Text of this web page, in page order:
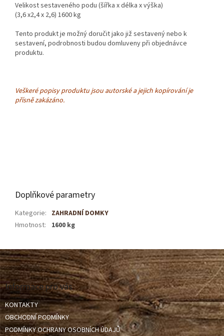
Velikost sestaveného podu (šířka x délka x výška)
(3,6 x2,4 x 2,6) 1600 kg
Tento produkt je možný doručit jako již sestavený nebo k
sestavení, podrobnosti budou domluveny při objednávce
produktu.
Veškeré popisy produktu jsou autorské a jejich kopírování je
přísně zakázáno.
Doplňkové parametry
Kategorie: ZAHRADNÍ DOMKY
Hmotnost: 1600 kg
Z
á
p
a
t
í
Informace pro vás
KONTAKTY
OBCHODNÍ PODMÍNKY
PODMÍNKY OCHRANY OSOBNÍCH ÚDAJŮ